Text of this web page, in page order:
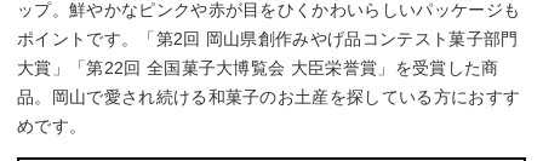
ップ。鮮やかなピンクや赤が目をひくかわいらしいパッケージも
ポイントです。「第2回 岡山県創作みやげ品コンテスト菓子部門
大賞」「第22回 全国菓子大博覧会 大臣栄誉賞」を受賞した商
品。岡山で愛され続ける和菓子のお土産を探している方におすす
めです。